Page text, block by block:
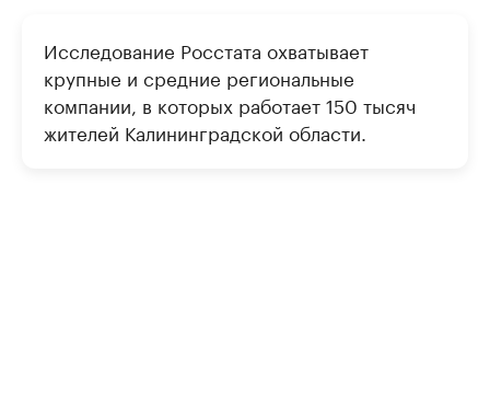
Исследование Росстата охватывает
крупные и средние региональные
компании, в которых работает 150 тысяч
жителей Калининградской области.